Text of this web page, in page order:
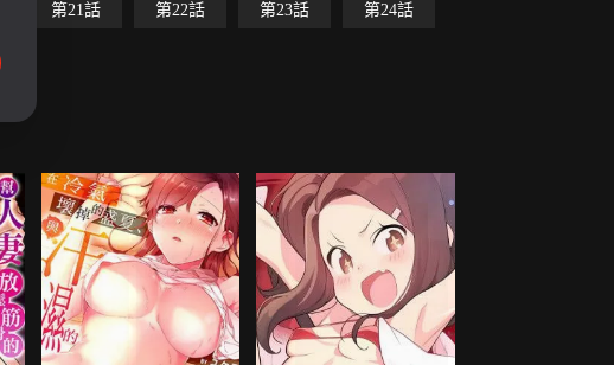
第21話 第22話 第23話 第24話